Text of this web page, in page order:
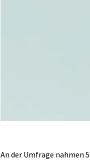
An der Umfrage nahmen